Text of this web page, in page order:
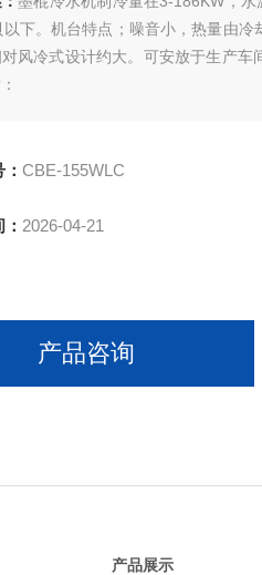
下。机台特点；噪音小，热量由冷
风冷式设计约大。可安放于生产
CBE-155WLC
2026-04-21
产品咨询
产品展示